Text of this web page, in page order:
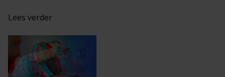
Lees verder